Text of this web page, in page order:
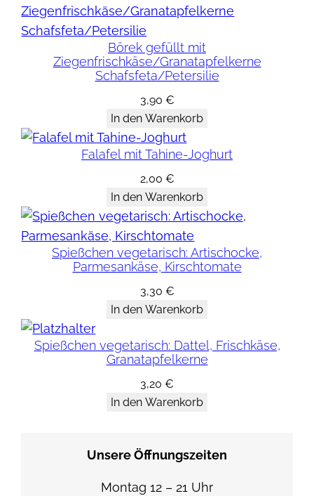
Börek gefüllt mit
Ziegenfrischkäse/Granatapfelkerne
Schafsfeta/Petersilie
3,90 €
In den Warenkorb
Falafel mit Tahine-Joghurt
2,00 €
In den Warenkorb
Spießchen vegetarisch: Artischocke,
Parmesankäse, Kirschtomate
3,30 €
In den Warenkorb
Spießchen vegetarisch: Dattel, Frischkäse,
Granatapfelkerne
3,20 €
In den Warenkorb
Unsere Öffnungszeiten
Montag 12 – 21 Uhr